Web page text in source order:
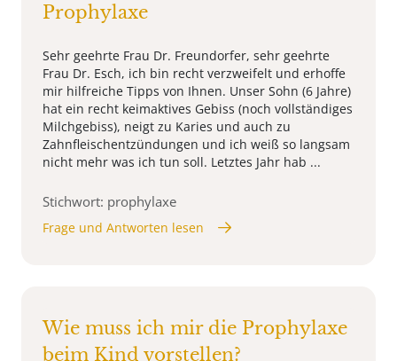
Prophylaxe
Sehr geehrte Frau Dr. Freundorfer, sehr geehrte
Frau Dr. Esch, ich bin recht verzweifelt und erhoffe
mir hilfreiche Tipps von Ihnen. Unser Sohn (6 Jahre)
hat ein recht keimaktives Gebiss (noch vollständiges
Milchgebiss), neigt zu Karies und auch zu
Zahnfleischentzündungen und ich weiß so langsam
nicht mehr was ich tun soll. Letztes Jahr hab ...
Stichwort: prophylaxe
Frage und Antworten lesen
Wie muss ich mir die Prophylaxe
beim Kind vorstellen?